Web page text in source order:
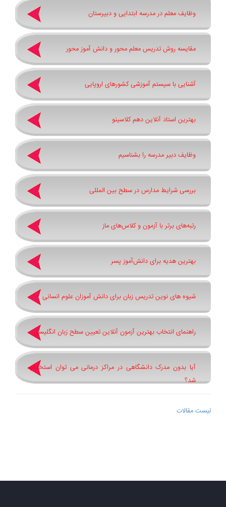
وظایف معلم در مدرسه ابتدایی و دبیرستان
مقایسه روش تدریس معلم محور و دانش آموز محور
آشنایی با سیستم آموزشی کشورهای اروپایی
بهترین استاد آنلاین دهم کلاسینو
وظایف دبیر مدرسه را بشناسیم
بررسی شرایط مدارس در سطح بین المللی
رتبه‌های برتر با آزمون و کلاس‌های ماز
بهترین هدیه برای دانش‌آموز پسر
شیوه های نوین تدریس زبان برای دانش آموزان علوم انسانی
راهنمای انتخاب بهترین آزمون آنلاین تعیین سطح زبان انگلیسی
آیا بدون مدرک دانشگاهی در مراکز درمانی می توان استخدام
شد؟
لیست مقالات